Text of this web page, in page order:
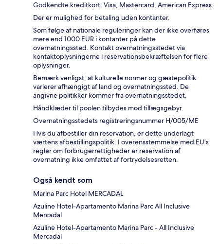
Godkendte kreditkort: Visa, Mastercard, American Express
Der er mulighed for betaling uden kontanter.
Som følge af nationale reguleringer kan der ikke overføres
mere end 1000 EUR i kontanter på dette
overnatningssted. Kontakt overnatningsstedet via
kontaktoplysningerne i reservationsbekræftelsen for flere
oplysninger.
Bemærk venligst, at kulturelle normer og gæstepolitik
varierer afhængigt af land og overnatningssted. De
angivne politikker kommer fra overnatningsstedet.
Håndklæder til poolen tilbydes mod tillægsgebyr.
Overnatningsstedets registreringsnummer H/005/ME
Hvis du afbestiller din reservation, er dette underlagt
værtens afbestillingspolitik. I overensstemmelse med EU's
regler om forbrugerrettigheder er reservation af
overnatning ikke omfattet af fortrydelsesretten.
Også kendt som
Marina Parc Hotel MERCADAL
Azuline Hotel-Apartamento Marina Parc All Inclusive
Mercadal
Azuline Hotel-Apartamento Marina Parc - All Inclusive
Mercadal